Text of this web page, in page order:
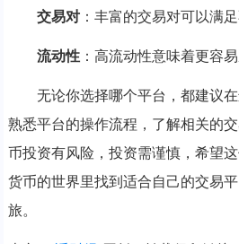
交易对：丰富的交易对可以满
流动性：高流动性意味着更容易
无论你选择哪个平台，都建议
熟悉平台的操作流程，了解相关的
币投资有风险，投资需谨慎，希望
货币的世界里找到适合自己的交易
旅。